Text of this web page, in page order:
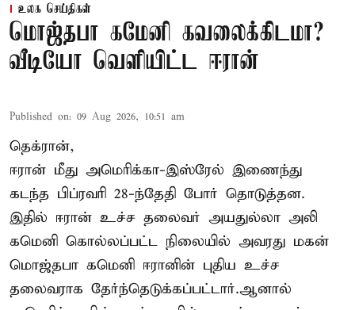
உலக செய்திகள்
மொஜ்தபா கமேனி கவலைக்கிடமா?
வீடியோ வெளியிட்ட ஈரான்
Published on: 09 Aug 2026, 10:51 am
தெக்ரான்,
ஈரான் மீது அமெரிக்கா-இஸ்ரேல் இணைந்து
கடந்த பிப்ரவரி 28-ந்தேதி போர் தொடுத்தன.
இதில் ஈரான் உச்ச தலைவர் அயதுல்லா அலி
கமெனி கொல்லப்பட்ட நிலையில் அவரது மகன்
மொஜ்தபா கமெனி ஈரானின் புதிய உச்ச
தலைவராக தேர்ந்தெடுக்கப்பட்டார்.ஆனால்